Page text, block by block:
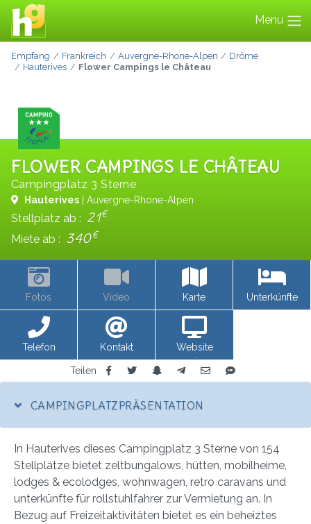
Menu
Empfang Frankreich Auvergne-Rhone-Alpen
Drôme
Hauterives
Flower Campings le Château
FLOWER CAMPINGS LE CHÂTEAU
Campingplatz 3 Sterne
Hauterives | Auvergne-Rhone-Alpen
Stellplatz ab : 21€
Miete ab : 340€
Fotos Video Karte Unterkünfte
Telefon Kontakt
Website
anzeigen
Teilen
CAMPINGPLATZPRÄSENTATION
In Hauterives dieses Campingplatz 3 Sterne von 154
Stellplätze bietet zeltbungalows, hütten, mobilheime,
lodges & ecolodges, wohnwagen, retro caravans und
unterkünfte für rollstuhlfahrer zur Vermietung an. In
Bezug auf Freizeitaktivitäten bietet es ein beheiztes